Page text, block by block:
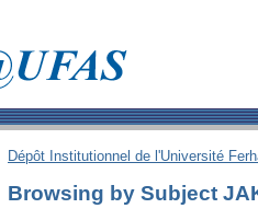
Dépôt Institutionnel de l'Université
Browsing by Subject